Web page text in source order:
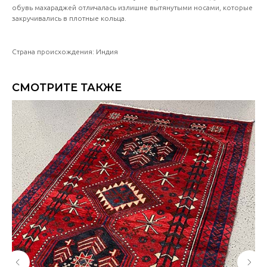
обувь махараджей отличалась излишне вытянутыми носами, которые
закручивались в плотные кольца.
Страна происхождения: Индия
СМОТРИТЕ ТАКЖЕ